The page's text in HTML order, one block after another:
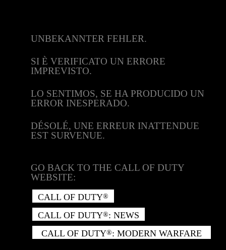
UNBEKANNTER FEHLER.
SI È VERIFICATO UN ERRORE
IMPREVISTO.
LO SENTIMOS, SE HA PRODUCIDO UN
ERROR INESPERADO.
DÉSOLÉ, UNE ERREUR INATTENDUE
EST SURVENUE.
GO BACK TO THE CALL OF DUTY
WEBSITE:
CALL OF DUTY®
CALL OF DUTY®: NEWS
CALL OF DUTY®: MODERN WARFARE